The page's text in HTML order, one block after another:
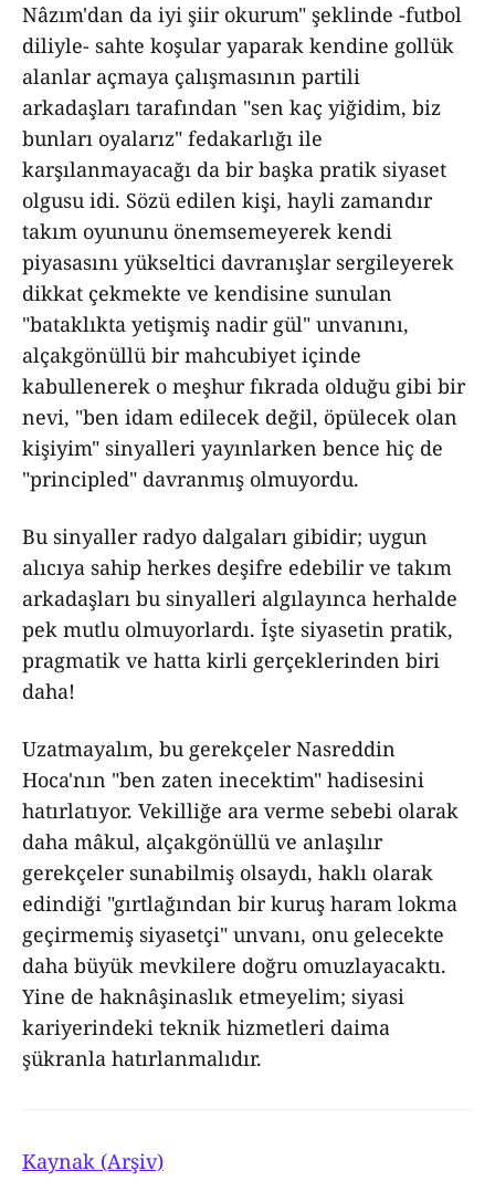
Nâzım'dan da iyi şiir okurum" şeklinde -futbol
diliyle- sahte koşular yaparak kendine gollük
alanlar açmaya çalışmasının partili
arkadaşları tarafından "sen kaç yiğidim, biz
bunları oyalarız" fedakarlığı ile
karşılanmayacağı da bir başka pratik siyaset
olgusu idi. Sözü edilen kişi, hayli zamandır
takım oyununu önemsemeyerek kendi
piyasasını yükseltici davranışlar sergileyerek
dikkat çekmekte ve kendisine sunulan
"bataklıkta yetişmiş nadir gül" unvanını,
alçakgönüllü bir mahcubiyet içinde
kabullenerek o meşhur fıkrada olduğu gibi bir
nevi, "ben idam edilecek değil, öpülecek olan
kişiyim" sinyalleri yayınlarken bence hiç de
"principled" davranmış olmuyordu.
Bu sinyaller radyo dalgaları gibidir; uygun
alıcıya sahip herkes deşifre edebilir ve takım
arkadaşları bu sinyalleri algılayınca herhalde
pek mutlu olmuyorlardı. İşte siyasetin pratik,
pragmatik ve hatta kirli gerçeklerinden biri
daha!
Uzatmayalım, bu gerekçeler Nasreddin
Hoca'nın "ben zaten inecektim" hadisesini
hatırlatıyor. Vekilliğe ara verme sebebi olarak
daha mâkul, alçakgönüllü ve anlaşılır
gerekçeler sunabilmiş olsaydı, haklı olarak
edindiği "gırtlağından bir kuruş haram lokma
geçirmemiş siyasetçi" unvanı, onu gelecekte
daha büyük mevkilere doğru omuzlayacaktı.
Yine de haknâşinaslık etmeyelim; siyasi
kariyerindeki teknik hizmetleri daima
şükranla hatırlanmalıdır.
Kaynak (Arşiv)